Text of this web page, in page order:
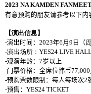
2023 NA KAMDEN
有意预购的朋友请参考以下内
【演出信息】
-演出时间： 2023年6 月9 日（
-演出场所： YES24 LIVE
-观演年龄： 7岁以上
-门票价格：全席位韩币77,000
-预购票数限制：每人每场次2
-预售： YES24 TICKET